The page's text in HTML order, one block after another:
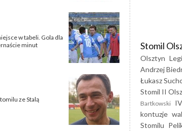
w tabeli. Gola dla
minut
ze Stalą
Stomil
Olsztyn
Andrzej
Łukasz
Stomil II
Bartkowski
kontuzje
Stomilu